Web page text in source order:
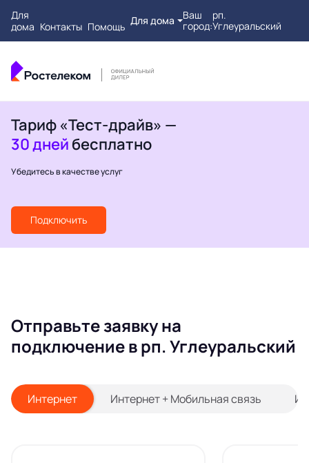
Для
дома Контакты Помощь Для дома
Ваш
город:
рп.
Углеуральский
Тариф «Тест-драйв» —
30 дней бесплатно
Убедитесь в качестве услуг
Подключить
Отправьте заявку на
подключение в рп. Углеуральский
Интернет Интернет + Мобильная связь